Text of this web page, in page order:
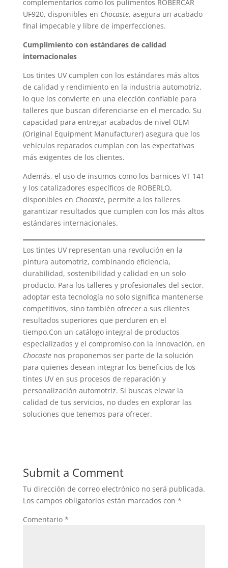
complementarios como los pulimentos ROBERCAR
UF920, disponibles en Chocaste, asegura un acabado
final impecable y libre de imperfecciones.
Cumplimiento con estándares de calidad
internacionales
Los tintes UV cumplen con los estándares más altos
de calidad y rendimiento en la industria automotriz,
lo que los convierte en una elección confiable para
talleres que buscan diferenciarse en el mercado. Su
capacidad para entregar acabados de nivel OEM
(Original Equipment Manufacturer) asegura que los
vehículos reparados cumplan con las expectativas
más exigentes de los clientes.
Además, el uso de insumos como los barnices VT 141
y los catalizadores específicos de ROBERLO,
disponibles en Chocaste, permite a los talleres
garantizar resultados que cumplen con los más altos
estándares internacionales.
Los tintes UV representan una revolución en la
pintura automotriz, combinando eficiencia,
durabilidad, sostenibilidad y calidad en un solo
producto. Para los talleres y profesionales del sector,
adoptar esta tecnología no solo significa mantenerse
competitivos, sino también ofrecer a sus clientes
resultados superiores que perduren en el
tiempo.Con un catálogo integral de productos
especializados y el compromiso con la innovación, en
Chocastenos proponemos ser parte de la solución
para quienes desean integrar los beneficios de los
tintes UV en sus procesos de reparación y
personalización automotriz. Si buscas elevar la
calidad de tus servicios, no dudes en explorar las
soluciones que tenemos para ofrecer.
Submit a Comment
Tu dirección de correo electrónico no será publicada.
Los campos obligatorios están marcados con *
Comentario *